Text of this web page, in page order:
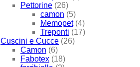
Pettorine (26)
camon (5)
Memopet (4)
Treponti (17)
Cuscini e Cucce (26)
Camon (6)
Fabotex (18)